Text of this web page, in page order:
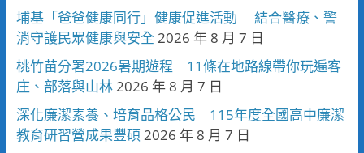
埔基「爸爸健康同行」健康促進活動 結合醫療、警
消守護民眾健康與安全 2026 年 8 月 7 日
桃竹苗分署2026暑期遊程 11條在地路線帶你玩遍客
庄、部落與山林2026 年 8 月 7 日
深化廉潔素養、培育品格公民 115年度全國高中廉潔
教育研習營成果豐碩 2026 年 8 月 7 日